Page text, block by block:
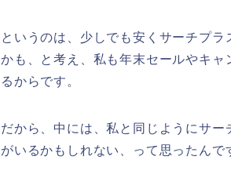
というのは、少しでも安くサーチプ
かも、と考え、私も年末セールやキ
るからです。
だから、中には、私と同じようにサ
がいるかもしれない、って思ったんで